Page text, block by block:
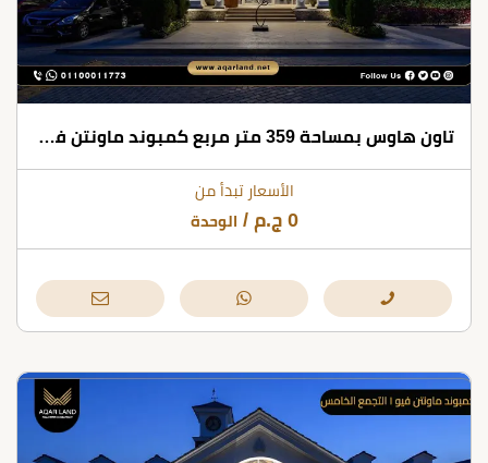
تاون هاوس بمساحة 359 متر مربع كمبوند ماونتن فيو 1 التجمع الخامس
الأسعار تبدأ من
0 ج.م / الوحدة